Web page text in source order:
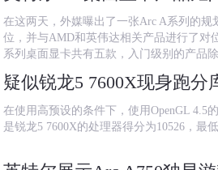
在这两天，外媒曝出了一张Arc A系列的
位，并与AMD和英伟达相关产品进行了对
系列桌面显卡共有五款，入门级别的产品
在使用高预设的条件下，使用OpenGL 4.5
是锐龙5 7600X的处理器得分为10526，最